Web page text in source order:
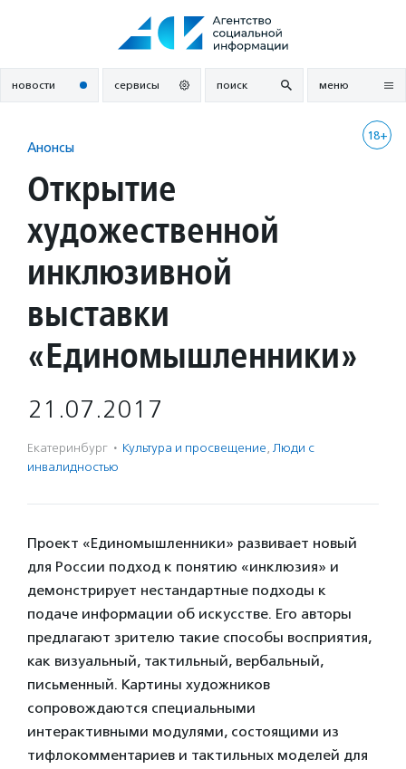
новости сервисы поиск меню
18+
Анонсы
Открытие
художественной
инклюзивной
выставки
«Единомышленники»
21.07.2017
Екатеринбург · Культура и просвещение, Люди с
инвалидностью
Проект «Единомышленники» развивает новый
для России подход к понятию «инклюзия» и
демонстрирует нестандартные подходы к
подаче информации об искусстве. Его авторы
предлагают зрителю такие способы восприятия,
как визуальный, тактильный, вербальный,
письменный. Картины художников
сопровождаются специальными
интерактивными модулями, состоящими из
тифлокомментариев и тактильных моделей для